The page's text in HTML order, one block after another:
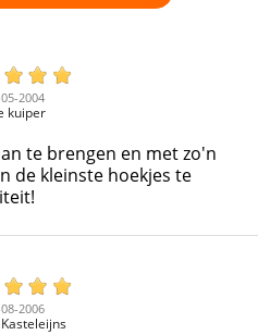
2004
kuiper
te brengen en met zo'n
de kleinste hoekjes te
2006